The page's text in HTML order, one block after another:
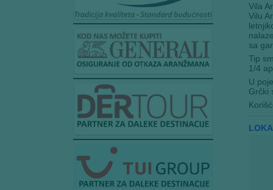
Vila
Vilu
sa
Tip
1/4
U
Grčki